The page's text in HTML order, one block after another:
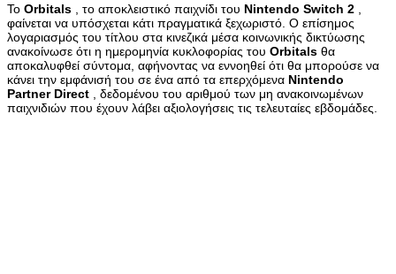
Το Orbitals , το αποκλειστικό παιχνίδι του Nintendo Switch 2
φαίνεται να υπόσχεται κάτι πραγματικά ξεχωριστό. Ο επίσημος
λογαριασμός του τίτλου στα κινεζικά μέσα κοινωνικής δικτύωσης
ανακοίνωσε ότι η ημερομηνία κυκλοφορίας του Orbitals θα
αποκαλυφθεί σύντομα, αφήνοντας να εννοηθεί ότι θα μπορούσε να
κάνει την εμφάνισή του σε ένα από τα επερχόμενα Nintendo
Partner Direct , δεδομένου του αριθμού των μη ανακοινωμένων
παιχνιδιών που έχουν λάβει αξιολογήσεις τις τελευταίες εβδομάδες.